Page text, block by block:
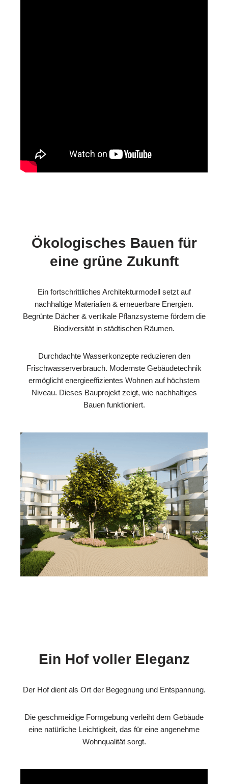
Ökologisches Bauen für
eine grüne Zukunft
Ein fortschrittliches Architekturmodell setzt auf
nachhaltige Materialien & erneuerbare Energien.
Begrünte Dächer & vertikale Pflanzsysteme fördern die
Biodiversität in städtischen Räumen.
Durchdachte Wasserkonzepte reduzieren den
Frischwasserverbrauch. Modernste Gebäudetechnik
ermöglicht energieeffizientes Wohnen auf höchstem
Niveau. Dieses Bauprojekt zeigt, wie nachhaltiges
Bauen funktioniert.
Ein Hof voller Eleganz
Der Hof dient als Ort der Begegnung und Entspannung.
Die geschmeidige Formgebung verleiht dem Gebäude
eine natürliche Leichtigkeit, das für eine angenehme
Wohnqualität sorgt.